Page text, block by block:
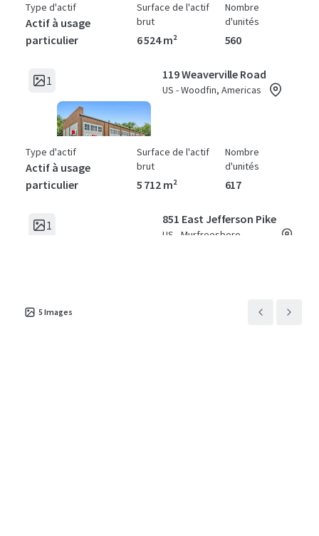
Type d'actif
Actif à usage
particulier
Surface de l'actif
brut
6 524 m²
Nombre
d'unités
560
1 119 Weaverville Road
US - Woodfin, Americas
Type d'actif
Actif à usage
particulier
Surface de l'actif
brut
5 712 m²
Nombre
d'unités
617
1 851 East Jefferson Pike
US - Murfreesboro,
Actif à usage
d'unités
5 Images